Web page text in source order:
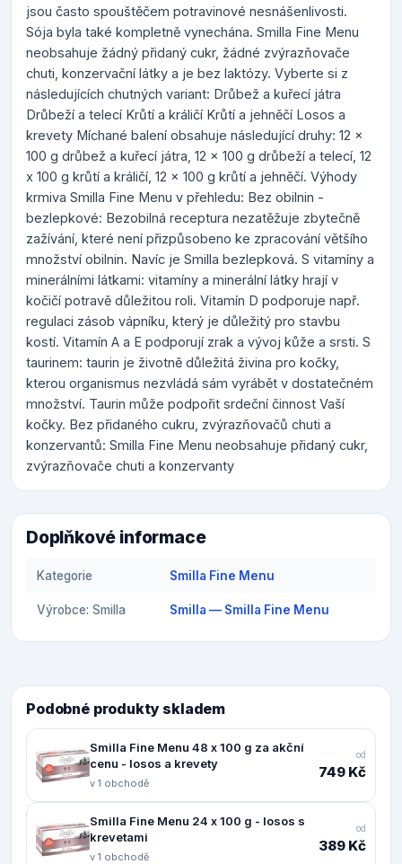
jsou často spouštěčem potravinové nesnášenlivosti.
Sója byla také kompletně vynechána. Smilla Fine Menu
neobsahuje žádný přidaný cukr, žádné zvýrazňovače
chuti, konzervační látky a je bez laktózy. Vyberte si z
následujících chutných variant: Drůbež a kuřecí játra
Drůbeží a telecí Krůtí a králičí Krůtí a jehněčí Losos a
krevety Míchané balení obsahuje následující druhy: 12 x
100 g drůbež a kuřecí játra, 12 x 100 g drůbeží a telecí, 12
x 100 g krůtí a králičí, 12 x 100 g krůtí a jehněčí. Výhody
krmiva Smilla Fine Menu v přehledu: Bez obilnin -
bezlepkové: Bezobilná receptura nezatěžuje zbytečně
zažívání, které není přizpůsobeno ke zpracování většího
množství obilnin. Navíc je Smilla bezlepková. S vitamíny a
minerálními látkami: vitamíny a minerální látky hrají v
kočičí potravě důležitou roli. Vitamín D podporuje např.
regulaci zásob vápníku, který je důležitý pro stavbu
kostí. Vitamín A a E podporují zrak a vývoj kůže a srsti. S
taurinem: taurin je životně důležitá živina pro kočky,
kterou organismus nezvládá sám vyrábět v dostatečném
množství. Taurin může podpořit srdeční činnost Vaší
kočky. Bez přidaného cukru, zvýrazňovačů chuti a
konzervantů: Smilla Fine Menu neobsahuje přidaný cukr,
zvýrazňovače chuti a konzervanty
Doplňkové informace
Kategorie Smilla Fine Menu
Výrobce: Smilla Smilla — Smilla Fine Menu
Podobné produkty skladem
Smilla Fine Menu 48 x 100 g za akční
cenu - losos a krevety
v 1 obchodě
od
749 Kč
Smilla Fine Menu 24 x 100 g - losos s
krevetami
v 1 obchodě
od
389 Kč